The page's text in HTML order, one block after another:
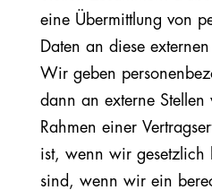
eine Übermittlung von
Daten an diese
Wir geben
dann an externe
Rahmen einer
ist, wenn wir gesetzlich
sind, wenn wir ein